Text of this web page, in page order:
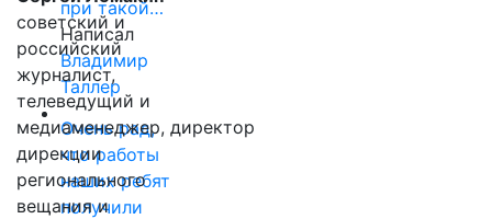
при такой…
Написал
Владимир
Таллер
Очень рад,
что работы
наших ребят
получили
советский и
российский
журналист,
телеведущий и
медиаменеджер, директор
дирекции
регионального
вещания и